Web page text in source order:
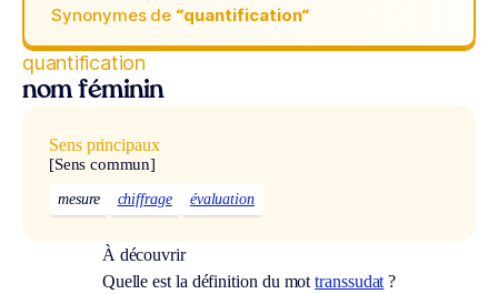
Synonymes de “quantification“
quantification
nom féminin
Sens principaux
[Sens commun]
mesure chiffrage évaluation
À découvrir
Quelle est la définition du mottranssudat ?